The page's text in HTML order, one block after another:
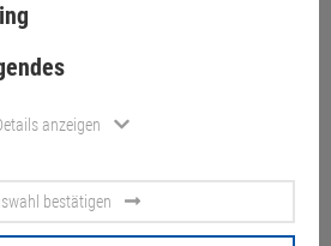
SATA
Adapter 3Gb/s 7.2K
anzeigen
bestätigen